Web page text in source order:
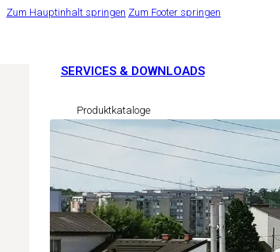
Zum Hauptinhalt springen Zum Footer springen
SERVICES & DOWNLOADS
Produktkataloge
Sicherheitsdatenblätter
LINKS
Pflanzenschutzregister AGES
Easy Cert Services
Ihr Florist
Ihre Gartengestalter